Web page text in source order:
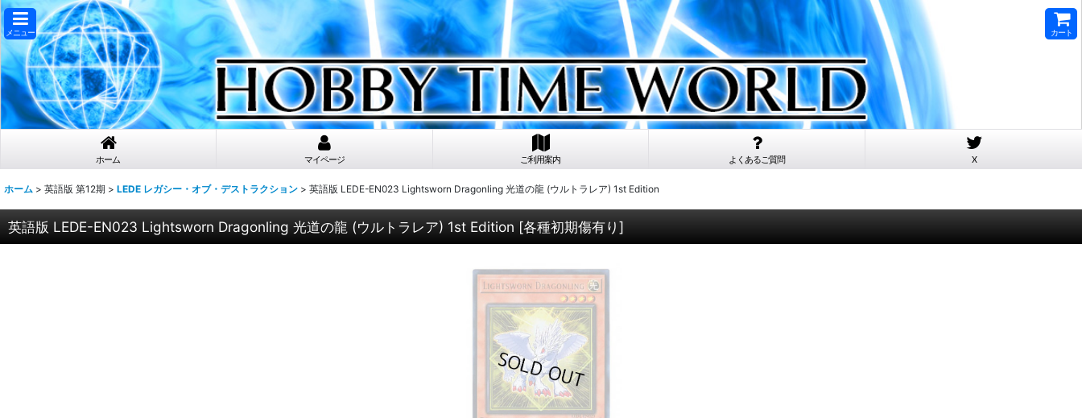
メニュー カート
ホーム マイページ ご利用案内 よくあるご質問 X
ホーム > 英語版 第12期 > LEDE レガシー・オブ・デストラクション > 英語版 LEDE-EN023 Lightsworn Dragonling 光道の龍 (ウルトラレア) 1st Edition
英語版 LEDE-EN023 Lightsworn Dragonling 光道の龍 (ウルトラレア) 1st Edition [各種初期傷有り]